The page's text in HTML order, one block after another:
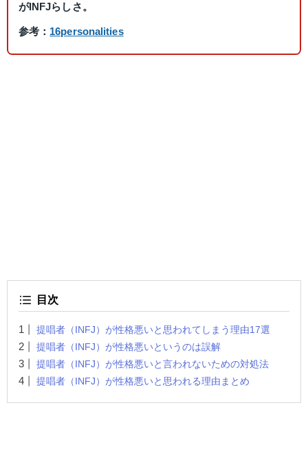
がINFJらしさ。
参考： 16personalities
目次
提唱者（INFJ）が性格悪いと思われてしまう理由17選
提唱者（INFJ）が性格悪いというのは誤解
提唱者（INFJ）が性格悪いと言われないための対処法
提唱者（INFJ）が性格悪いと思われる理由まとめ